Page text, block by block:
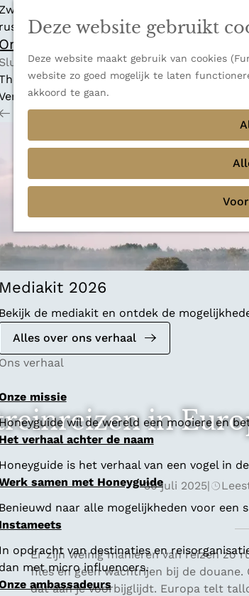
Deze website gebruikt
Deze website maakt gebruik van cookies
website zo goed mogelijk te laten
akkoord te gaan.
is misschien vooral bekend om
rust en adembenemende uitzichten.
Ontdek alle bestemmingen
Sluiten
parels
Terug Ons verhaal
Mediakit 2026
Bekijk de mediakit en ontdek de
Alles over ons verhaal
Ons verhaal
missie
Honeyguide wil de wereld een mooiere en
Het verhaal achter de naam
Honeyguide is het verhaal van een vogel in
samen met Honeyguide
Benieuwd naar alle mogelijkheden voor een
Instameets
In opdracht van destinaties en
dan met micro influencers.
ambassadeurs
in
30 juli 2025|
Er zijn weinig manieren van reizen zo
files en geen wachtrijen bij de
dat aan je voorbijglijdt. Europa telt